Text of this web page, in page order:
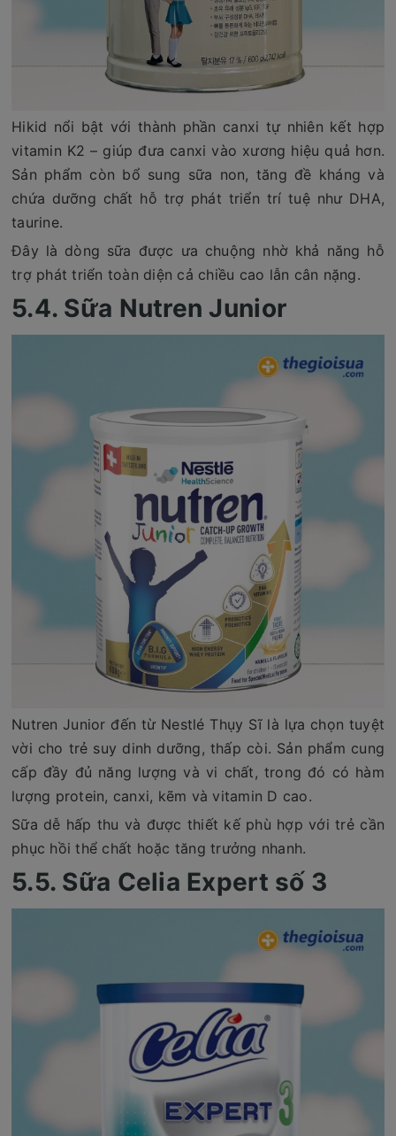
Hikid nổi bật với thành phần canxi tự nhiên kết hợp
vitamin K2 – giúp đưa canxi vào xương hiệu quả hơn.
Sản phẩm còn bổ sung sữa non, tăng đề kháng và
chứa dưỡng chất hỗ trợ phát triển trí tuệ như DHA,
taurine.
Đây là dòng sữa được ưa chuộng nhờ khả năng hỗ
trợ phát triển toàn diện cả chiều cao lẫn cân nặng.
5.4. Sữa Nutren Junior
Nutren Junior đến từ Nestlé Thụy Sĩ là lựa chọn tuyệt
vời cho trẻ suy dinh dưỡng, thấp còi. Sản phẩm cung
cấp đầy đủ năng lượng và vi chất, trong đó có hàm
lượng protein, canxi, kẽm và vitamin D cao.
Sữa dễ hấp thu và được thiết kế phù hợp với trẻ cần
phục hồi thể chất hoặc tăng trưởng nhanh.
5.5. Sữa Celia Expert số 3